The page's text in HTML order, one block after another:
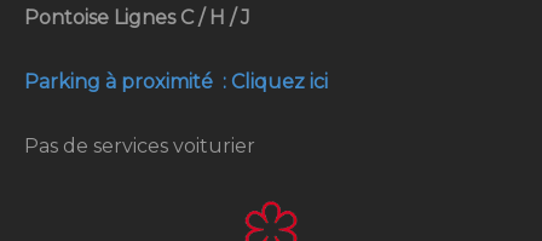
Pontoise Lignes C / H / J
Parking à proximité : Cliquez ici
Pas de services voiturier